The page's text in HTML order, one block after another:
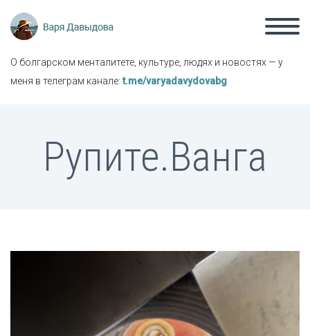
О болгарском менталитете, культуре, людях и новостях — у
меня в телеграм канале:t.me/varyadavydovabg
Рупите.Ванга